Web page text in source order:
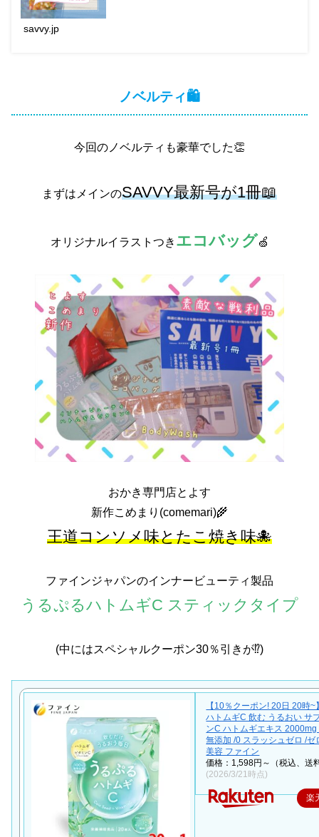
savvy.jp
ノベルティ🛍️
今回のノベルティも豪華でした👏
まずはメインのSAVVY最新号が1冊📖
オリジナルイラストつき エコバッグ🍏
おかき専門店とよす
新作こめまり(comemari)🌾
王道コンソメ味とたこ焼き味🐙
ファインジャパンのインナービューティ製品
うるぷるハトムギC スティックタイプ
(中にはスペシャルクーポン30％引きが⁉️)
【10％クーポン! 20日 20時
ハトムギC 飲む うるおい サ
ンC ハトムギエキス
無添加 /0 スラッシュゼロ /ゼ
美容 ファイン
価格：1,598円～（税込、送
(2026/3/21時点)
楽